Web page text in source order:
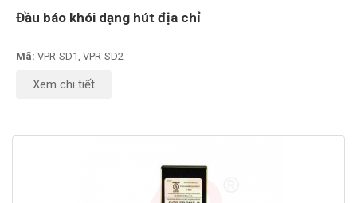
Đầu báo khói dạng hút địa chỉ
Mã: VPR-SD1, VPR-SD2
Xem chi tiết